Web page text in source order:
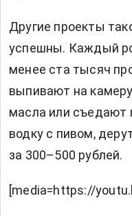
Другие проекты
успешны. Каждый
менее ста тысяч
выпивают на
масла или съедают
водку с пивом,
за 300–500 рублей.
[media=https://